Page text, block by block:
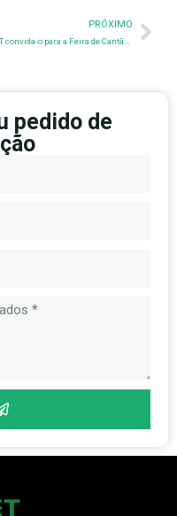
PRÓXIMO
pedido de